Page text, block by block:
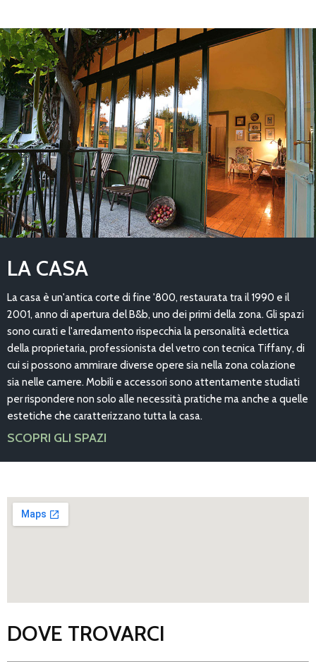
LA CASA
La casa è un'antica corte di fine '800, restaurata tra il 1990 e il
2001, anno di apertura del B&b, uno dei primi della zona. Gli spazi
sono curati e l'arredamento rispecchia la personalità eclettica
della proprietaria, professionista del vetro con tecnica Tiffany, di
cui si possono ammirare diverse opere sia nella zona colazione
sia nelle camere. Mobili e accessori sono attentamente studiati
per rispondere non solo alle necessità pratiche ma anche a quelle
estetiche che caratterizzano tutta la casa.
SCOPRI GLI SPAZI
DOVE TROVARCI